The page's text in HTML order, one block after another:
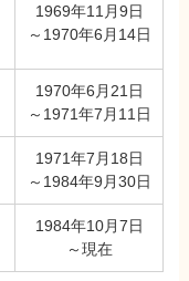
1969年11月9日
～1970年6月14日
1970年6月21日
～1971年7月11日
1971年7月18日
～1984年9月30日
1984年10月7日
～現在